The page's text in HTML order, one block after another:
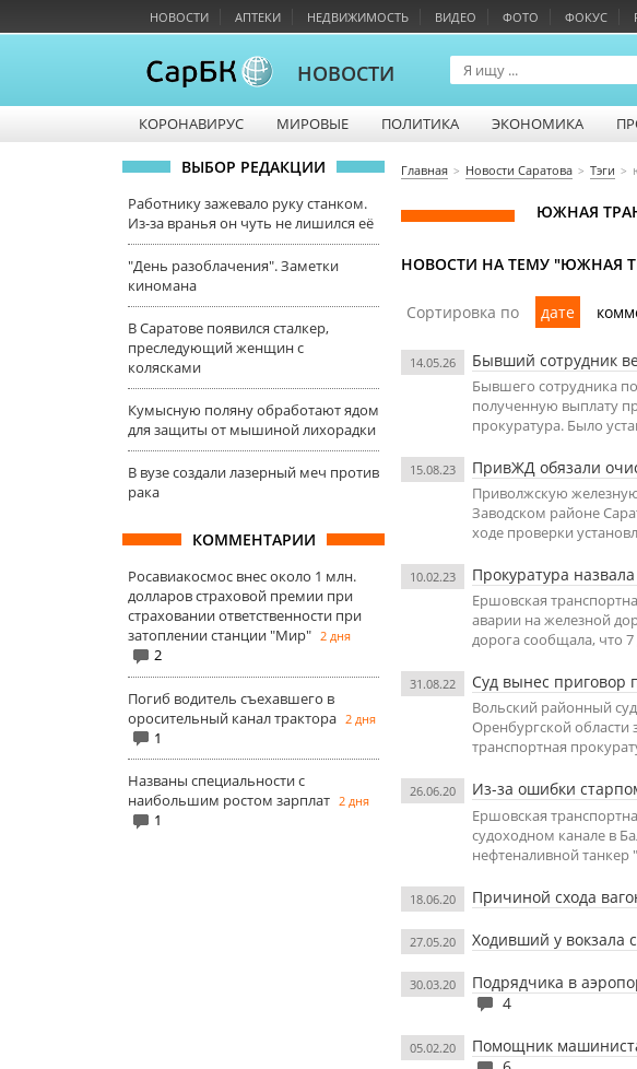
НОВОСТИ АПТЕКИ НЕДВИЖИМОСТЬ ВИДЕО ФОТО ФОКУС
НОВОСТИ
КОРОНАВИРУС МИРОВЫЕ ПОЛИТИКА ЭКОНОМИКА
ВЫБОР РЕДАКЦИИ
Работнику зажевало руку станком.
Из-за вранья он чуть не лишился её
"День разоблачения". Заметки
киномана
В Саратове появился сталкер,
преследующий женщин с
колясками
Кумысную поляну обработают ядом
для защиты от мышиной лихорадки
В вузе создали лазерный меч против
рака
КОММЕНТАРИИ
Росавиакосмос внес около 1 млн.
долларов страховой премии при
страховании ответственности при
затоплении станции "Мир" 2 дня
2
Погиб водитель съехавшего в
оросительный канал трактора 2 дня
1
Названы специальности с
наибольшим ростом зарплат 2 дня
1
Главная Новости Саратова Тэги
ЮЖНАЯ
НОВОСТИ НА ТЕМУ "ЮЖНАЯ
Сортировка по дате
14.05.26 Бывший сотрудник
Бывшего сотрудника
полученную выплату
прокуратура. Было
15.08.23 ПривЖД обязали
Приволжскую
Заводском районе
ходе проверки
10.02.23 Прокуратура
Ершовская
аварии на железной
дорога сообщала, что 7
31.08.22 Суд вынес приговор
Вольский районный
Оренбургской области
транспортная
26.06.20 Из-за ошибки
Ершовская
судоходном канале в
нефтеналивной
18.06.20 Причиной схода
27.05.20 Ходивший у вокзала
30.03.20
Подрядчика в
4
05.02.20
Помощник